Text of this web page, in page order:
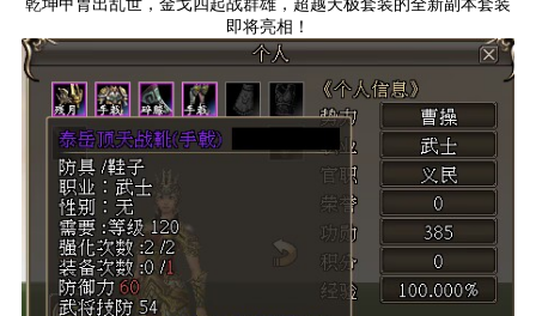
乾坤甲胄出乱世，金戈四起战群雄，超越天极套装的全新副本套装
即将亮相！